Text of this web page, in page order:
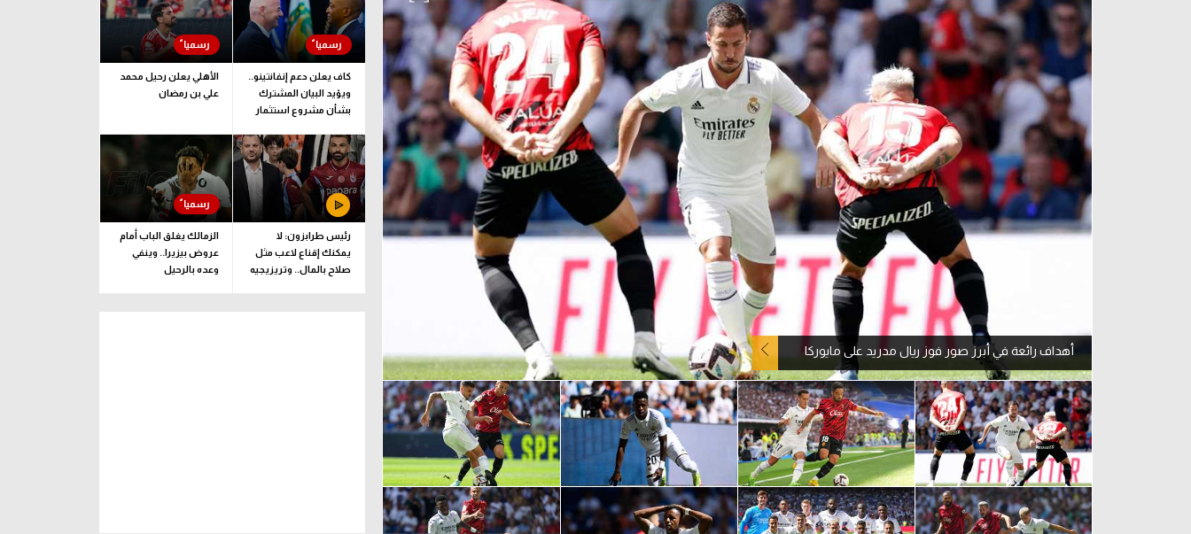
آراء حرة
ركن الألعاب
الدوري السعودي للمحترفين
دوري أبطال أوروبا
دوري أبطال إفريقيا
كل البطولات
دوري أبطال أوروبا
القسم الثاني
رياضات أخرى
آسيا
أمريكا
ركن الألعاب
أهداف رائعة في أبرز صور فوز ريال مدريد على مايوركا
كاف يعلن دعم إنفانتينو..
ويؤيد البيان المشترك
بشأن مشروع استثمار
الأهلي يعلن رحيل محمد
علي بن رمضان
رئيس طرابزون: لا
يمكنك إقناع لاعب مثل
صلاح بالمال.. وتريزيجيه
الزمالك يغلق الباب أمام
عروض بيزيرا.. وينفي
وعده بالرحيل